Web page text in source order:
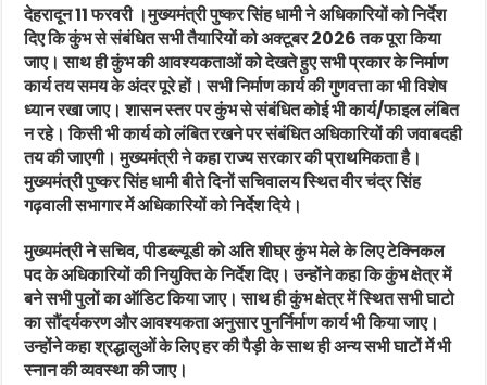
देहरादून 11 फरवरी ।मुख्यमंत्री पुष्कर सिंह धामी ने अधिकारियों को निर्देश
दिए कि कुंभ से संबंधित सभी तैयारियों को अक्टूबर 2026 तक पूरा किया
जाए। साथ ही कुंभ की आवश्यकताओं को देखते हुए सभी प्रकार के निर्माण
कार्य तय समय के अंदर पूरे हों। सभी निर्माण कार्य की गुणवत्ता का भी विशेष
ध्यान रखा जाए। शासन स्तर पर कुंभ से संबंधित कोई भी कार्य/फाइल लंबित
न रहे। किसी भी कार्य को लंबित रखने पर संबंधित अधिकारियों की जवाबदही
तय की जाएगी। मुख्यमंत्री ने कहा राज्य सरकार की प्राथमिकता है।
मुख्यमंत्री पुष्कर सिंह धामी बीते दिनों सचिवालय स्थित वीर चंद्र सिंह
गढ़वाली सभागार में अधिकारियों को निर्देश दिये।
मुख्यमंत्री ने सचिव, पीडब्ल्यूडी को अति शीघ्र कुंभ मेले के लिए टेक्निकल
पद के अधिकारियों की नियुक्ति के निर्देश दिए। उन्होंने कहा कि कुंभ क्षेत्र में
बने सभी पुलों का ऑडिट किया जाए। साथ ही कुंभ क्षेत्र में स्थित सभी घाटो
का सौंदर्यकरण और आवश्यकता अनुसार पुनर्निर्माण कार्य भी किया जाए।
उन्होंने कहा श्रद्धालुओं के लिए हर की पैड़ी के साथ ही अन्य सभी घाटों में भी
स्नान की व्यवस्था की जाए।